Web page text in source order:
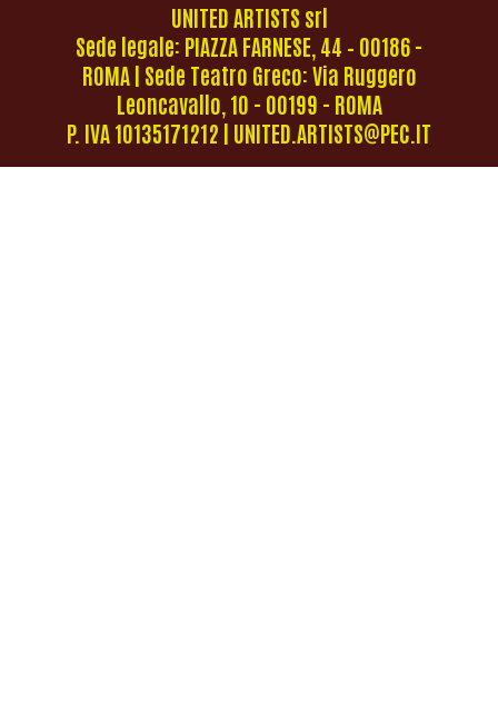
UNITED ARTISTS srl
Sede legale: PIAZZA FARNESE, 44 – 00186 -
ROMA | Sede Teatro Greco: Via Ruggero
Leoncavallo, 10 - 00199 - ROMA
P. IVA 10135171212 | UNITED.ARTISTS@PEC.IT